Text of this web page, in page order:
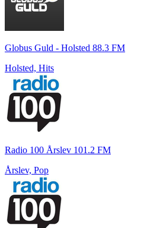
Globus Guld - Holsted 88.3 FM
Holsted, Hits
Radio 100 Årslev 101.2 FM
Årslev, Pop